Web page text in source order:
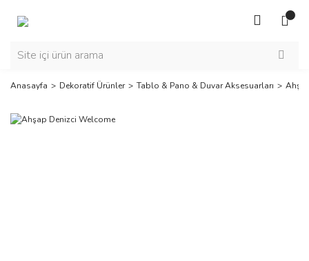
Anasayfa Dekoratif Ürünler Tablo & Pano & Duvar Aksesuarları